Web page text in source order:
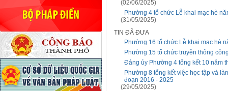
(02/06/2025)
Phường 4 tổ chức Lễ khai mạc hè
(31/05/2025)
TIN ĐÃ ĐƯA
Phường 16 tổ chức Lễ khai mạc hè
Phường 15 tổ chức truyền thông
Đảng ủy Phường 4 tổng kết 10 năm
Phường 8 tổng kết việc học tập và
đoạn 2016 - 2025
(29/05/2025)